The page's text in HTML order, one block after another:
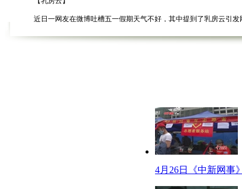
近日一网友在微博吐槽五一假期天气不好，其中提到了乳房云引发
【最脆弱公交】
有网友举报称，南车株机公司总经理助理使用44万假发票"捞钱"，"
【标题】儿童模仿酿悲剧 众人呼吁影视剧分级
【口播】最近，儿童模仿电视作品终酿悲剧的事情接连发生，像4岁
4月26日《中新网事》